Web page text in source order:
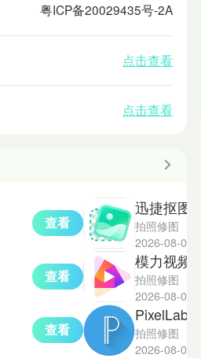
粤ICP备20029435号-2A
点击查看
点击查看
查看
查看
查看
拍照修图
2026-08-05
拍照修图
2026-08-05
拍照修图
2026-08-05